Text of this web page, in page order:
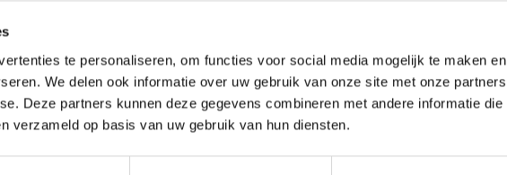
te personaliseren, om functies voor social media mogelijk te maken en
We delen ook informatie over uw gebruik van onze site met onze partners
Deze partners kunnen deze gegevens combineren met andere informatie die
verzameld op basis van uw gebruik van hun diensten.